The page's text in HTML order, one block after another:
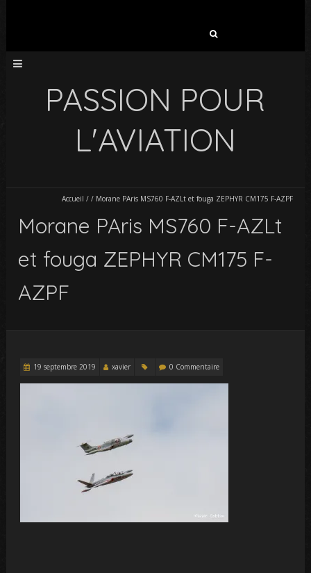
PASSION POUR
L'AVIATION
Accueil / / Morane PAris MS760 F-AZLt et fouga ZEPHYR CM175 F-AZPF
Morane PAris MS760 F-AZLt
et fouga ZEPHYR CM175 F-
AZPF
19 septembre 2019 xavier 0 Commentaire